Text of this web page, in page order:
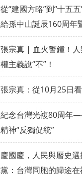
從“建國方略”到“十五
給孫中山誕辰160周年
張宗真 | 血火警鍾！
權主義說“不”！
張宗真：從10月25日
紀念台灣光複80周年
精神“反獨促統”
慶國慶，人民與曆史
黨：台灣同胞的歸途